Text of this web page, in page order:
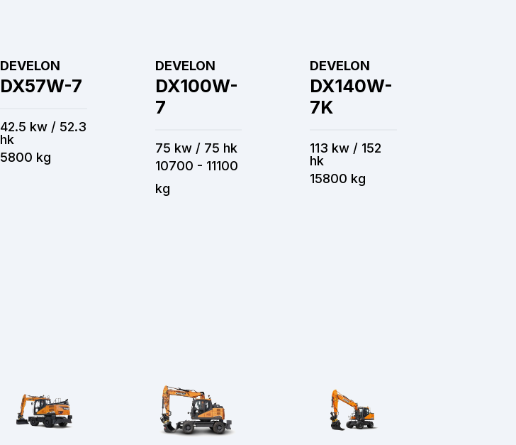
DEVELON
DX57W-7
42.5 kw / 52.3
hk
5800 kg
DEVELON
DX100W-
7
75 kw / 75 hk
10700 - 11100
kg
DEVELON
DX140W-
7K
113 kw / 152
hk
15800 kg